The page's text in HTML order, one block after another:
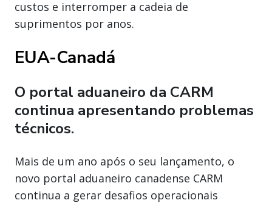
custos e interromper a cadeia de
suprimentos por anos.
EUA-Canadá
O portal aduaneiro da CARM
continua apresentando problemas
técnicos.
Mais de um ano após o seu lançamento, o
novo portal aduaneiro canadense CARM
continua a gerar desafios operacionais